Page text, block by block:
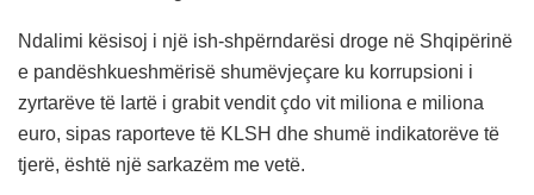
Ndalimi kësisoj i një ish-shpërndarësi droge në Shqipërinë
e pandëshkueshmërisë shumëvjeçare ku korrupsioni i
zyrtarëve të lartë i grabit vendit çdo vit miliona e miliona
euro, sipas raporteve të KLSH dhe shumë indikatorëve të
tjerë, është një sarkazëm me vetë.